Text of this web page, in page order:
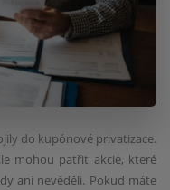
do kupónové privatizace.
mohou patřit akcie, které
ani nevěděli. Pokud máte